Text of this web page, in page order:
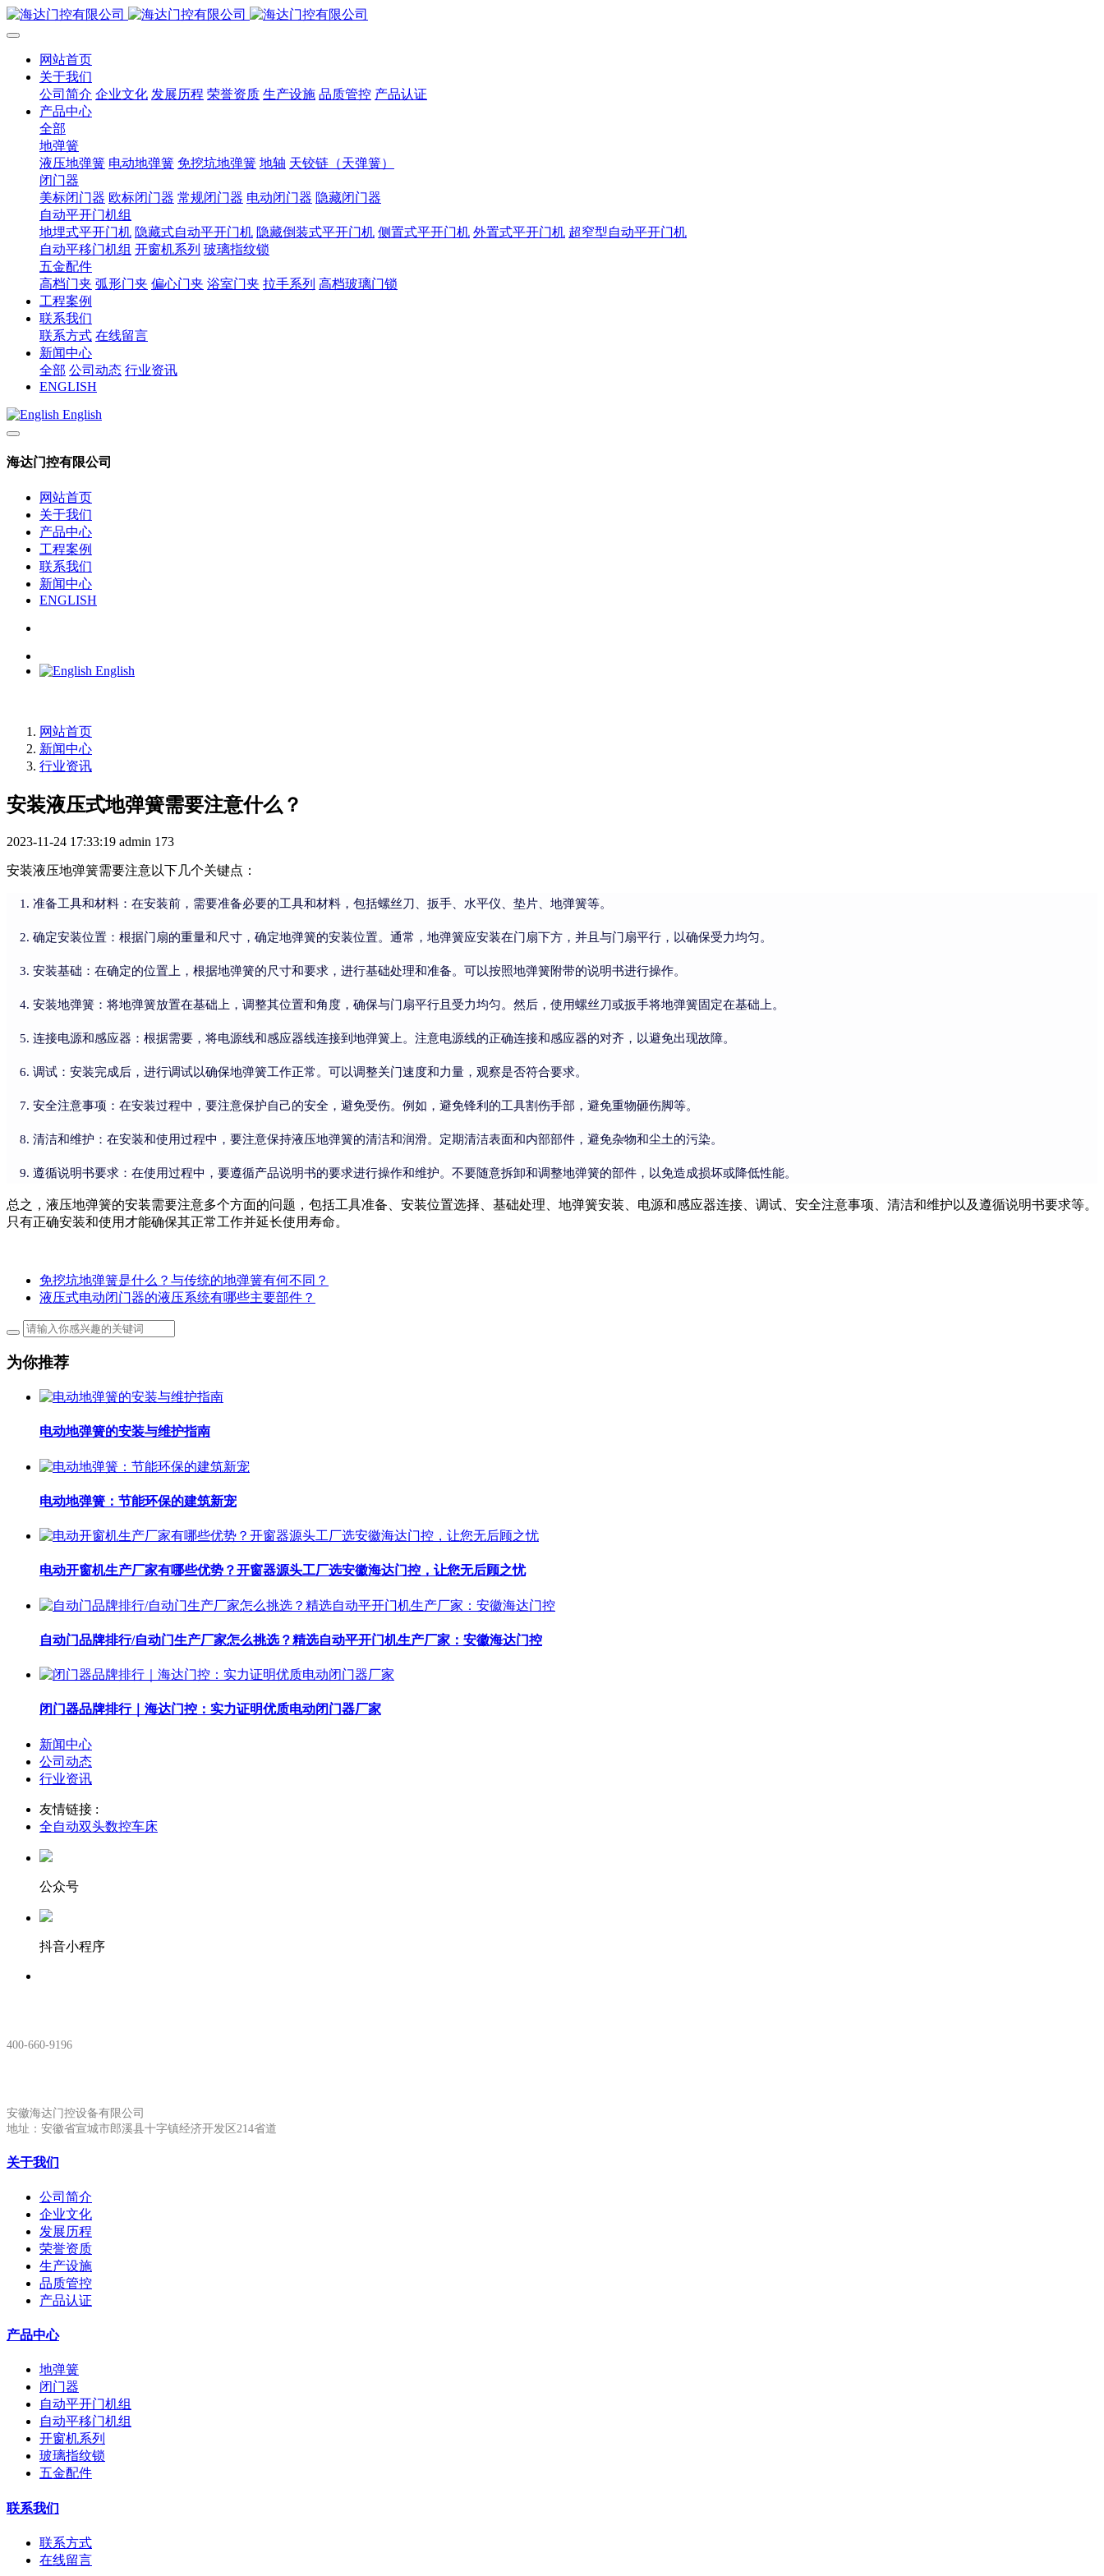
网站首页
关于我们
公司简介 企业文化 发展历程 荣誉资质 生产设施 品质管控 产品认证
产品中心
全部
地弹簧
液压地弹簧 电动地弹簧 免挖坑地弹簧 地轴 天铰链（天弹簧）
闭门器
美标闭门器 欧标闭门器 常规闭门器 电动闭门器 隐藏闭门器
自动平开门机组
地埋式平开门机 隐藏式自动平开门机 隐藏倒装式平开门机 侧置式平开门机 外置式平开门机 超窄型自动平开门机
自动平移门机组 开窗机系列 玻璃指纹锁
五金配件
高档门夹 弧形门夹 偏心门夹 浴室门夹 拉手系列 高档玻璃门锁
工程案例
联系我们
联系方式 在线留言
新闻中心
全部 公司动态 行业资讯
ENGLISH
English
海达门控有限公司
网站首页
关于我们
产品中心
工程案例
联系我们
新闻中心
ENGLISH
English
网站首页
新闻中心
行业资讯
安装液压式地弹簧需要注意什么？
2023-11-24 17:33:19 admin 173
安装液压地弹簧需要注意以下几个关键点：
准备工具和材料：在安装前，需要准备必要的工具和材料，包括螺丝刀、扳手、水平仪、垫片、地弹簧等。
确定安装位置：根据门扇的重量和尺寸，确定地弹簧的安装位置。通常，地弹簧应安装在门扇下方，并且与门扇平行，以确保受力均匀。
安装基础：在确定的位置上，根据地弹簧的尺寸和要求，进行基础处理和准备。可以按照地弹簧附带的说明书进行操作。
安装地弹簧：将地弹簧放置在基础上，调整其位置和角度，确保与门扇平行且受力均匀。然后，使用螺丝刀或扳手将地弹簧固定在基础上。
连接电源和感应器：根据需要，将电源线和感应器线连接到地弹簧上。注意电源线的正确连接和感应器的对齐，以避免出现故障。
调试：安装完成后，进行调试以确保地弹簧工作正常。可以调整关门速度和力量，观察是否符合要求。
安全注意事项：在安装过程中，要注意保护自己的安全，避免受伤。例如，避免锋利的工具割伤手部，避免重物砸伤脚等。
清洁和维护：在安装和使用过程中，要注意保持液压地弹簧的清洁和润滑。定期清洁表面和内部部件，避免杂物和尘土的污染。
遵循说明书要求：在使用过程中，要遵循产品说明书的要求进行操作和维护。不要随意拆卸和调整地弹簧的部件，以免造成损坏或降低性能。
总之，液压地弹簧的安装需要注意多个方面的问题，包括工具准备、安装位置选择、基础处理、地弹簧安装、电源和感应器连接、调试、安全注意事项、清洁和维护以及遵循说明书要求等。
只有正确安装和使用才能确保其正常工作并延长使用寿命。
免挖坑地弹簧是什么？与传统的地弹簧有何不同？
液压式电动闭门器的液压系统有哪些主要部件？
为你推荐
电动地弹簧的安装与维护指南
电动地弹簧：节能环保的建筑新宠
电动开窗机生产厂家有哪些优势？开窗器源头工厂选安徽海达门控，让您无后顾之忧
自动门品牌排行/自动门生产厂家怎么挑选？精选自动平开门机生产厂家：安徽海达门控
闭门器品牌排行｜海达门控：实力证明优质电动闭门器厂家
新闻中心
公司动态
行业资讯
友情链接 :
全自动双头数控车床
公众号
抖音小程序
400-660-9196
安徽海达门控设备有限公司
地址：安徽省宣城市郎溪县十字镇经济开发区214省道
关于我们
公司简介
企业文化
发展历程
荣誉资质
生产设施
品质管控
产品认证
产品中心
地弹簧
闭门器
自动平开门机组
自动平移门机组
开窗机系列
玻璃指纹锁
五金配件
联系我们
联系方式
在线留言